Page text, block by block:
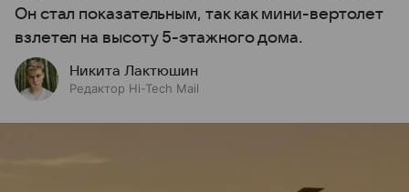
Он стал показательным, так как мини-вертолет
взлетел на высоту 5-этажного дома.
Никита Лактюшин
Редактор Hi-Tech Mail